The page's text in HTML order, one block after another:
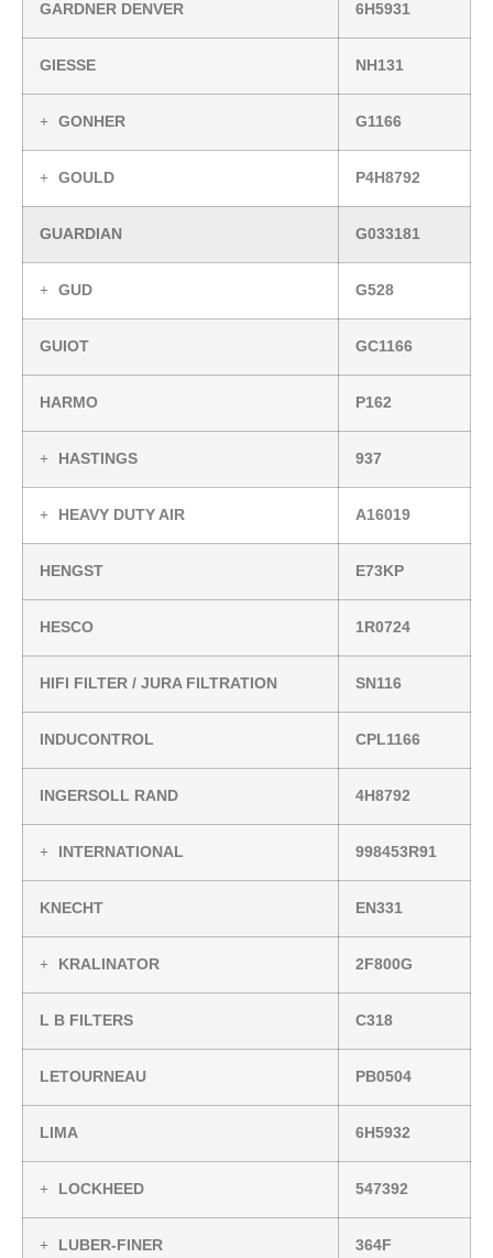
GARDNER DENVER 6H5931
GIESSE NH131
GONHER G1166
GOULD P4H8792
GUARDIAN G033181
GUD G528
GUIOT GC1166
HARMO P162
HASTINGS 937
HEAVY DUTY AIR A16019
HENGST E73KP
HESCO 1R0724
HIFI FILTER / JURA FILTRATION SN116
INDUCONTROL CPL1166
INGERSOLL RAND 4H8792
INTERNATIONAL 998453R91
KNECHT EN331
KRALINATOR 2F800G
L B FILTERS C318
LETOURNEAU PB0504
LIMA 6H5932
LOCKHEED 547392
LUBER-FINER 364F